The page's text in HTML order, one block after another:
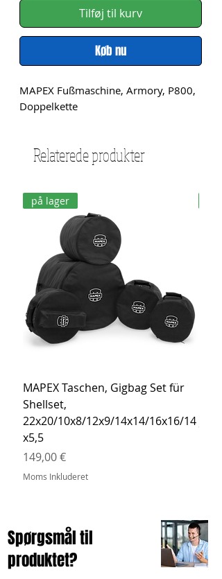
Tilføj til kurv
Køb nu
MAPEX Fußmaschine, Armory, P800,
Doppelkette
Relaterede produkter
på lager
MAPEX Taschen, Gigbag Set für
Shellset,
22x20/10x8/12x9/14x14/16x16/14
x5,5
Pris
149,00 €
Moms Inkluderet
Pris
Spørgsmål til
produktet?